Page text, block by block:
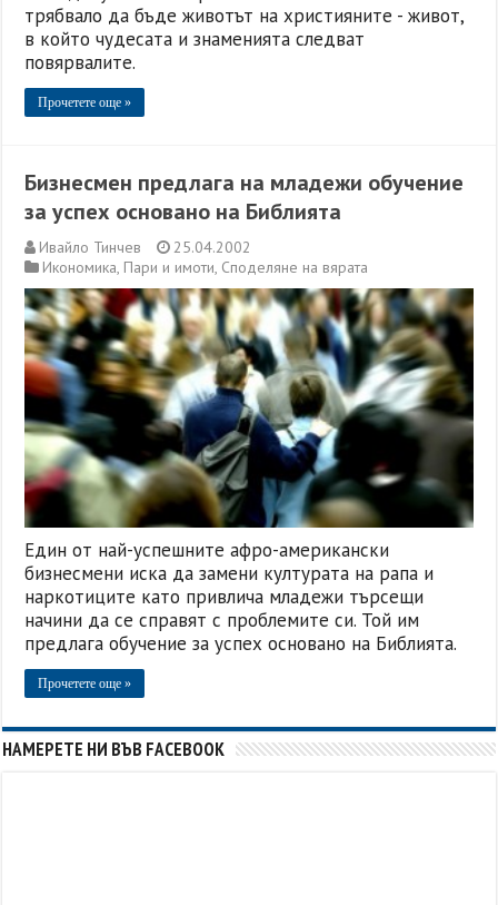
трябвало да бъде животът на християните - живот,
в който чудесата и знаменията следват
повярвалите.
Прочетете още »
Бизнесмен предлага на младежи обучение
за успех основано на Библията
Ивайло Тинчев
25.04.2002
Икономика, Пари и имоти, Споделяне на вярата
Един от най-успешните афро-американски
бизнесмени иска да замени културата на рапа и
наркотиците като привлича младежи търсещи
начини да се справят с проблемите си. Той им
предлага обучение за успех основано на Библията.
Прочетете още »
НАМЕРЕТЕ НИ ВЪВ FACEBOOK